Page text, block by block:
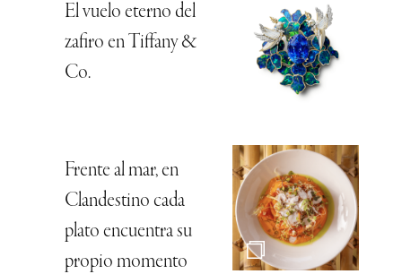
El vuelo eterno del
zafiro en Tiffany &
Co.
Frente al mar, en
Clandestino cada
plato encuentra su
propio momento